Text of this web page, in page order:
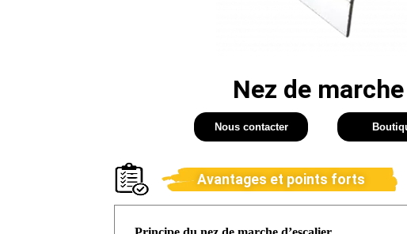
Nez de marche
Nous contacter
Avantages et points forts